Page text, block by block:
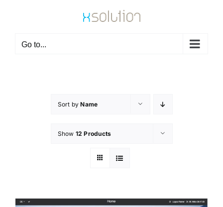
Go to...
Sort byName
Show 12 Products